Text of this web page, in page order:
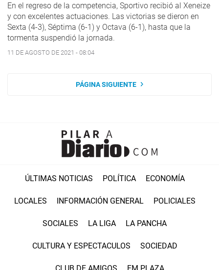
En el regreso de la competencia, Sportivo recibió al Xeneize
y con excelentes actuaciones. Las victorias se dieron en
Sexta (4-3), Séptima (6-1) y Octava (6-1), hasta que la
tormenta suspendió la jornada.
11 DE AGOSTO DE 2021 - 08:04
PÁGINA SIGUIENTE
ÚLTIMAS NOTICIAS POLÍTICA ECONOMÍA
LOCALES INFORMACIÓN GENERAL POLICIALES
SOCIALES LA LIGA LA PANCHA
CULTURA Y ESPECTACULOS SOCIEDAD